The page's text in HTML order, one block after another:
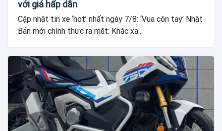
với giá hấp dẫn
Cập nhật tin xe ‘hot’ nhất ngày 7/8: ‘Vua côn tay’ Nhật
Bản mới chính thức ra mắt: Khác xa...